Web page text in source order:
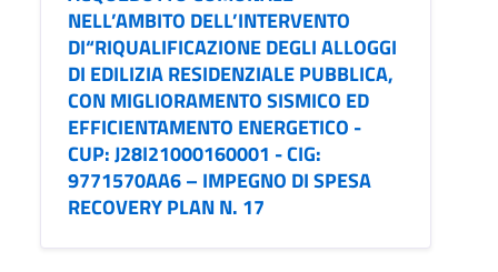
NELL’AMBITO DELL’INTERVENTO
DI“RIQUALIFICAZIONE DEGLI ALLOGGI
DI EDILIZIA RESIDENZIALE PUBBLICA,
CON MIGLIORAMENTO SISMICO ED
EFFICIENTAMENTO ENERGETICO -
CUP: J28I21000160001 - CIG:
9771570AA6 – IMPEGNO DI SPESA
RECOVERY PLAN N. 17